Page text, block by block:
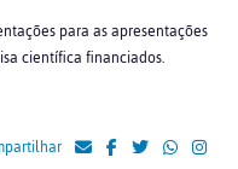
para as apresentações
científica financiados.